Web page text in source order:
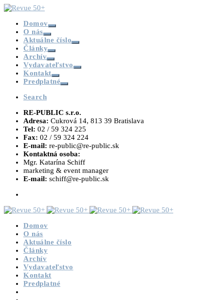
Domov
O nás
Aktuálne číslo
Články
Archív
Vydavateľstvo
Kontakt
Predplatné
Search
RE-PUBLIC s.r.o.
Adresa: Cukrová 14, 813 39 Bratislava
Tel: 02 / 59 324 225
Fax: 02 / 59 324 224
E-mail: re-public@re-public.sk
Kontaktná osoba:
Mgr. Katarína Schiff
marketing & event manager
E-mail: schiff@re-public.sk
Domov
O nás
Aktuálne číslo
Články
Archív
Vydavateľstvo
Kontakt
Predplatné